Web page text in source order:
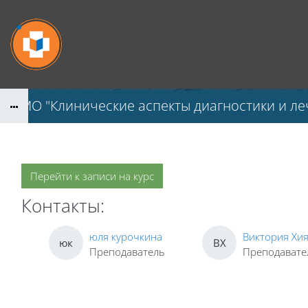
НМО "Клинические аспекты диагностики и
Перейти к записи на курс
Контакты:
юк
юля курочкина
Преподаватель
ВХ
Виктория